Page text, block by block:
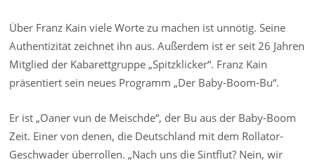
Über Franz Kain viele Worte zu machen ist unnötig. Seine
Authentizität zeichnet ihn aus. Außerdem ist er seit 26 Jahren
Mitglied der Kabarettgruppe „Spitzklicker“. Franz Kain
präsentiert sein neues Programm „Der Baby-Boom-Bu“.
Er ist „Oaner vun de Meischde“, der Bu aus der Baby-Boom
Zeit. Einer von denen, die Deutschland mit dem Rollator-
Geschwader überrollen. „Nach uns die Sintflut? Nein, wir